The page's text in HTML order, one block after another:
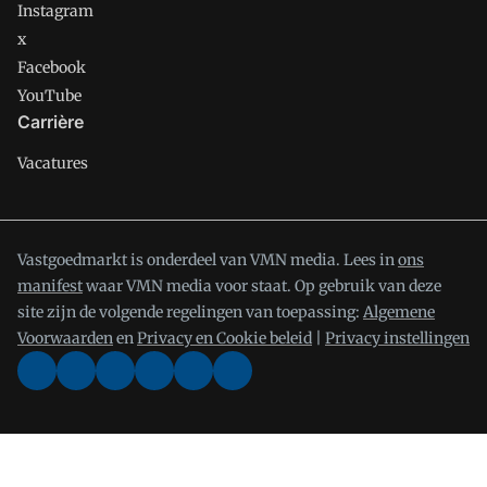
Instagram
x
Facebook
YouTube
Carrière
Vacatures
Vastgoedmarkt is onderdeel van VMN media. Lees inons
manifestwaar VMN media voor staat. Op gebruik van deze
site zijn de volgende regelingen van toepassing: Algemene
VoorwaardenenPrivacy en Cookie beleid Privacy instellingen